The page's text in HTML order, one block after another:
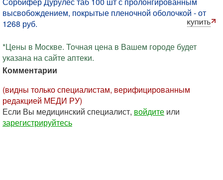
высвобождением, покрытые пленочной оболочкой - от
1268 руб.
*Цены в Москве. Точная цена в Вашем городе будет
указана на сайте аптеки.
Комментарии
(видны только специалистам, верифицированным
редакцией МЕДИ РУ)
Если Вы медицинский специалист, войдите или
зарегистрируйтесь